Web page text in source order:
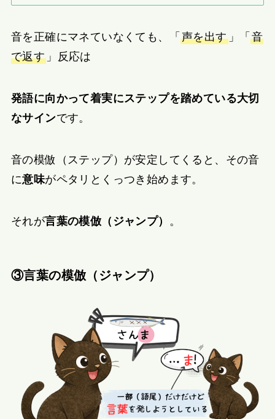
音を正確にマネていなくても、「 声を出す」「音
で返す 」反応は
発語に向かって着実にステップを踏めている大切
なサインです。
音の模倣（ステップ）が安定してくると、その音
に意味がペタリとくっつき始めます。
それが言葉の模倣（ジャンプ） 。
③言葉の模倣（ジャンプ）